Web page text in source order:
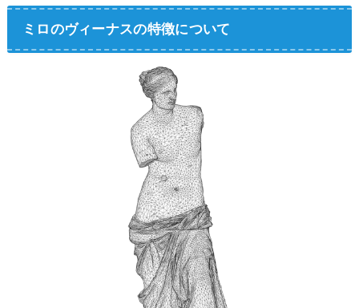
ミロのヴィーナスの特徴について